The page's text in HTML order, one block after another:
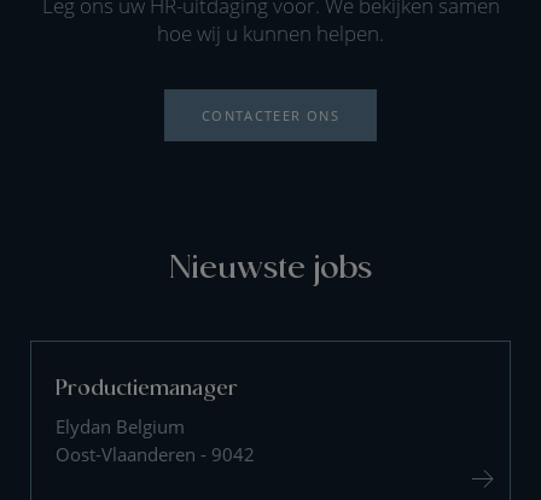
hoe wij u kunnen helpen.
CONTACTEER ONS
Nieuwste jobs
Productiemanager
Elydan Belgium
Oost-Vlaanderen - 9042